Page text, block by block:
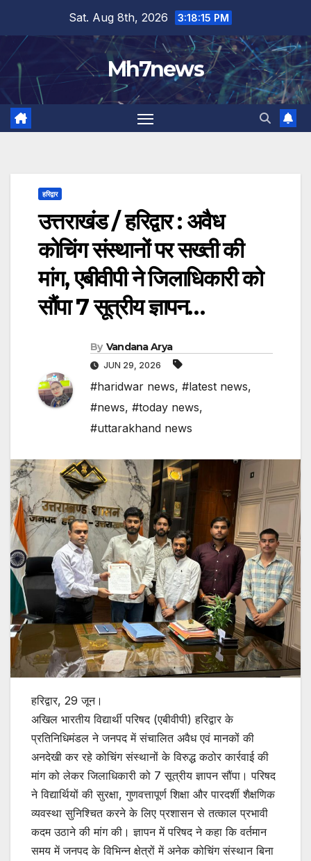
content
Sat. Aug 8th, 2026 3:18:16 PM
Mh7news
हरिद्वार
उत्तराखंड / हरिद्वार : अवैध
कोचिंग संस्थानों पर सख्ती की
मांग, एबीवीपी ने जिलाधिकारी को
सौंपा 7 सूत्रीय ज्ञापन…
By Vandana Arya
JUN 29, 2026
#haridwar news, #latest news,
#news, #today news,
#uttarakhand news
हरिद्वार, 29 जून।
अखिल भारतीय विद्यार्थी परिषद (एबीवीपी) हरिद्वार के
प्रतिनिधिमंडल ने जनपद में संचालित अवैध एवं मानकों की
अनदेखी कर रहे कोचिंग संस्थानों के विरुद्ध कठोर कार्रवाई की
मांग को लेकर जिलाधिकारी को 7 सूत्रीय ज्ञापन सौंपा। परिषद
ने विद्यार्थियों की सुरक्षा, गुणवत्तापूर्ण शिक्षा और पारदर्शी शैक्षणिक
व्यवस्था सुनिश्चित करने के लिए प्रशासन से तत्काल प्रभावी
कदम उठाने की मांग की। ज्ञापन में परिषद ने कहा कि वर्तमान
समय में जनपद के विभिन्न क्षेत्रों में अनेक कोचिंग संस्थान बिना